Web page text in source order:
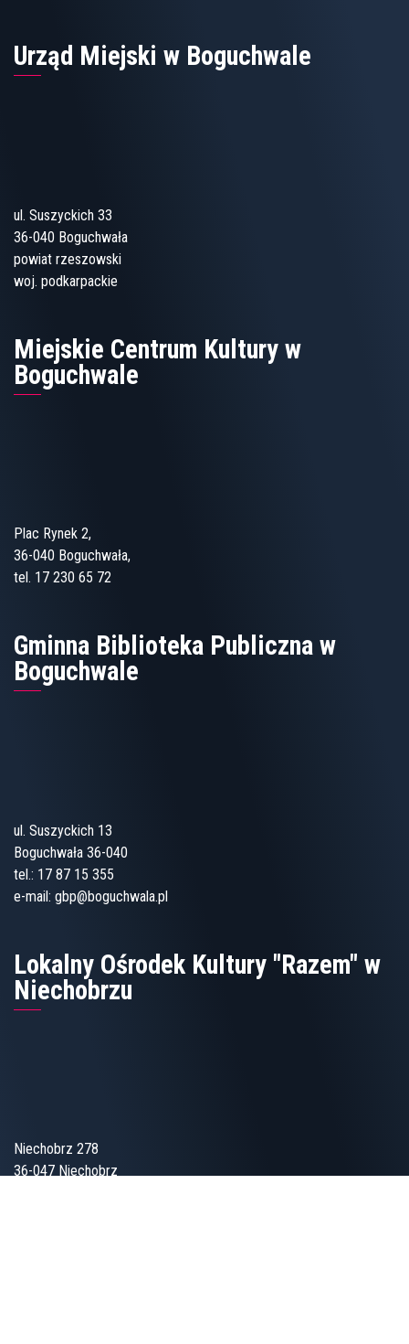
Urząd Miejski w Boguchwale
ul. Suszyckich 33
36-040 Boguchwała
powiat rzeszowski
woj. podkarpackie
Miejskie Centrum Kultury w
Boguchwale
Plac Rynek 2,
36-040 Boguchwała,
tel. 17 230 65 72
Gminna Biblioteka Publiczna w
Boguchwale
ul. Suszyckich 13
Boguchwała 36-040
tel.: 17 87 15 355
e-mail: gbp@boguchwala.pl
Lokalny Ośrodek Kultury "Razem" w
Niechobrzu
Niechobrz 278
36-047 Niechobrz